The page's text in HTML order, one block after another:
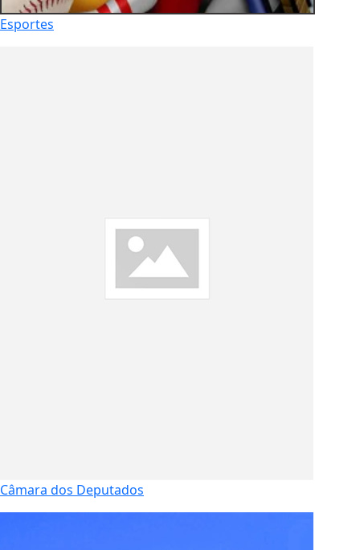
Esportes
Câmara dos Deputados